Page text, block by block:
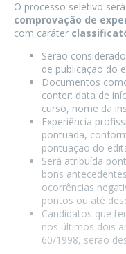
O processo seletivo
comprovação de
com caráter
Serão
de publicação do
Documentos
conter: data de
curso, nome da
Experiência
pontuada,
pontuação do
Será atribuída
bons
ocorrências
pontos ou até
Candidatos que
nos últimos dois
60/1998, serão